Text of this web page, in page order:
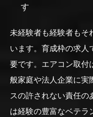
す
未経験者も経験者もそ
います。育成枠の求人
要です。エアコン取付
般家庭や法人企業に実
スの許されない責任の
は経験の豊富なベテラ